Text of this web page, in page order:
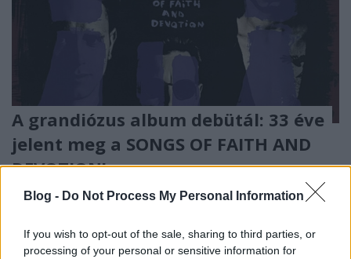
Blog - Do Not Process My Personal Information
If you wish to opt-out of the sale, sharing to third parties, or
processing of your personal or sensitive information for
A grandiózus album debütál: 33 éve
jelent meg a SONGS OF FAITH AND
DEVOTION!
Szigi.•2026. március 22.